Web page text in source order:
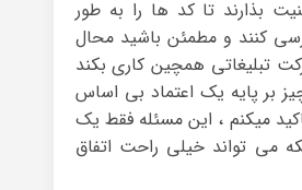
بذارند تا کد ها را به طور
کنند و مطمئن باشید محال
تبلیغاتی همچین کاری بکند
بر پایه یک اعتماد بی اساس
میکنم ، این مسئله فقط یک
می تواند خیلی راحت اتفاق